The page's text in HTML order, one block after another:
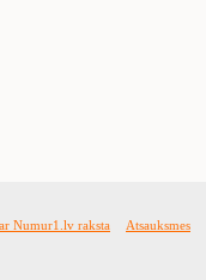
Numur1.lv raksta Atsauksmes